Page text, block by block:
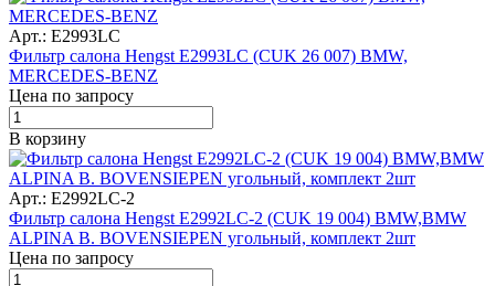
Арт.: E2993LC
Фильтр салона Hengst E2993LC (CUK 26 007) BMW,
MERCEDES-BENZ
Цена по запросу
В корзину
Арт.: E2992LC-2
Фильтр салона Hengst E2992LC-2 (CUK 19 004) BMW,BMW
ALPINA B. BOVENSIEPEN угольный, комплект 2шт
Цена по запросу